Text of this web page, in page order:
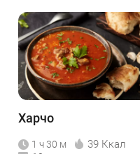
Харчо
1 ч 30 м 39 Ккал